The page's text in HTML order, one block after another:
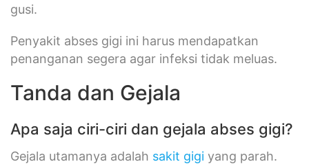
gusi.
Penyakit abses gigi ini harus mendapatkan
penanganan segera agar infeksi tidak meluas.
Tanda dan Gejala
Apa saja ciri-ciri dan gejala abses gigi?
Gejala utamanya adalah sakit gigi yang parah.